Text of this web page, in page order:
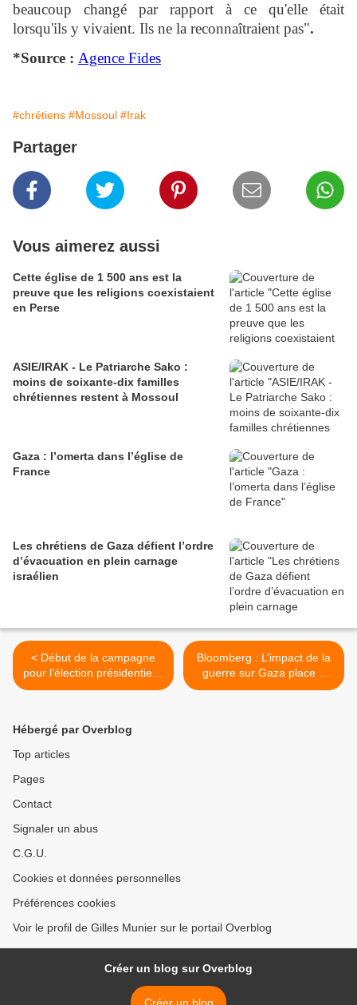
beaucoup changé par rapport à ce qu'elle était
lorsqu'ils y vivaient. Ils ne la reconnaîtraient pas".
*Source : Agence Fides
#chrétiens #Mossoul #Irak
Partager
Vous aimerez aussi
Cette église de 1 500 ans est la
preuve que les religions coexistaient
en Perse
ASIE/IRAK - Le Patriarche Sako :
moins de soixante-dix familles
chrétiennes restent à Mossoul
Gaza : l’omerta dans l’église de
France
Les chrétiens de Gaza défient l’ordre
d’évacuation en plein carnage
israélien
< Début de la campagne
pour l’élection présidentielle
du 28 juin en Iran
Bloomberg : L’impact de la
guerre sur Gaza place «
Israël » face à des taux
Hébergé par Overblog
Top articles
Pages
Contact
Signaler un abus
C.G.U.
Cookies et données personnelles
Préférences cookies
Voir le profil de Gilles Munier sur le portail Overblog
Créer un blog sur Overblog